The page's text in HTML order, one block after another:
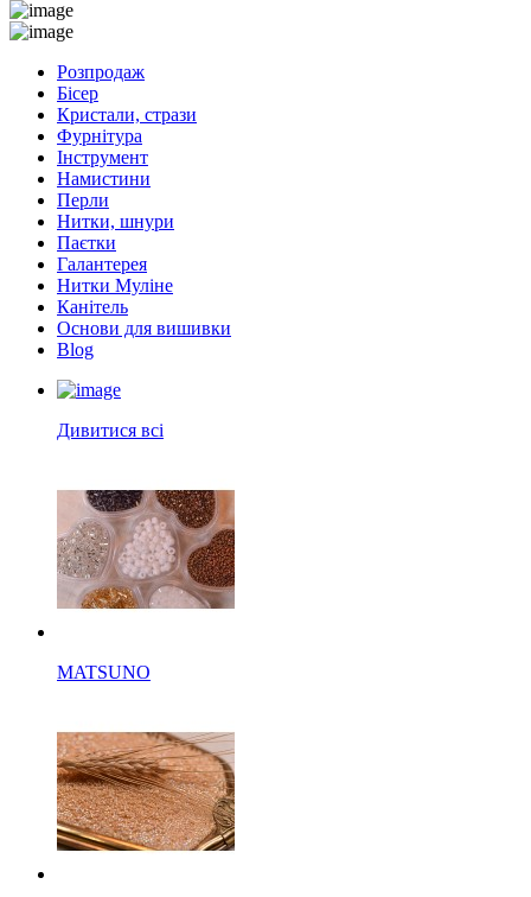
Розпродаж
Бісер
Кристали, стрази
Фурнітура
Інструмент
Намистини
Перли
Нитки, шнури
Паєтки
Галантерея
Нитки Муліне
Канітель
Основи для вишивки
Blog
Дивитися всі
MATSUNO